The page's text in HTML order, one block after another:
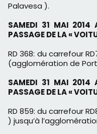
Palavesa ).
SAMEDI 31 MAI 2014
PASSAGE DELA «
RD 368: du carrefour
(agglomération de
SAMEDI 31 MAI 2014
PASSAGE DELA «
RD 859: du carrefour
) jusqu’à